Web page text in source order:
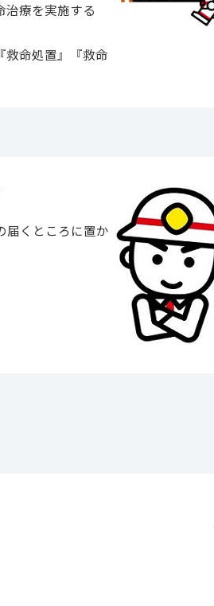
治療を実施する
救命処置』『救命
届くところに置か